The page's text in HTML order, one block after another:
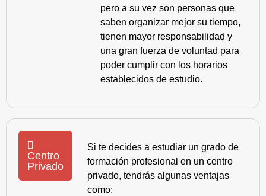
pero a su vez son personas que
saben organizar mejor su tiempo,
tienen mayor responsabilidad y
una gran fuerza de voluntad para
poder cumplir con los horarios
establecidos de estudio.
Centro
Privado
Si te decides a estudiar un grado de
formación profesional en un centro
privado, tendrás algunas ventajas
como: